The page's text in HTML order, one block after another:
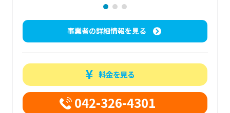
事業者の詳細情報を見る
料金を見る
042-326-4301